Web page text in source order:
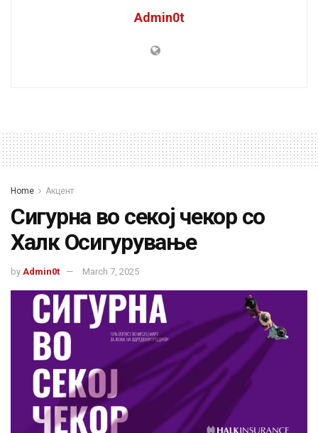
Admin0t
Home Акцент
Сигурна во секој чекор со
Халк Осигурување
by Admin0t March 7, 2025